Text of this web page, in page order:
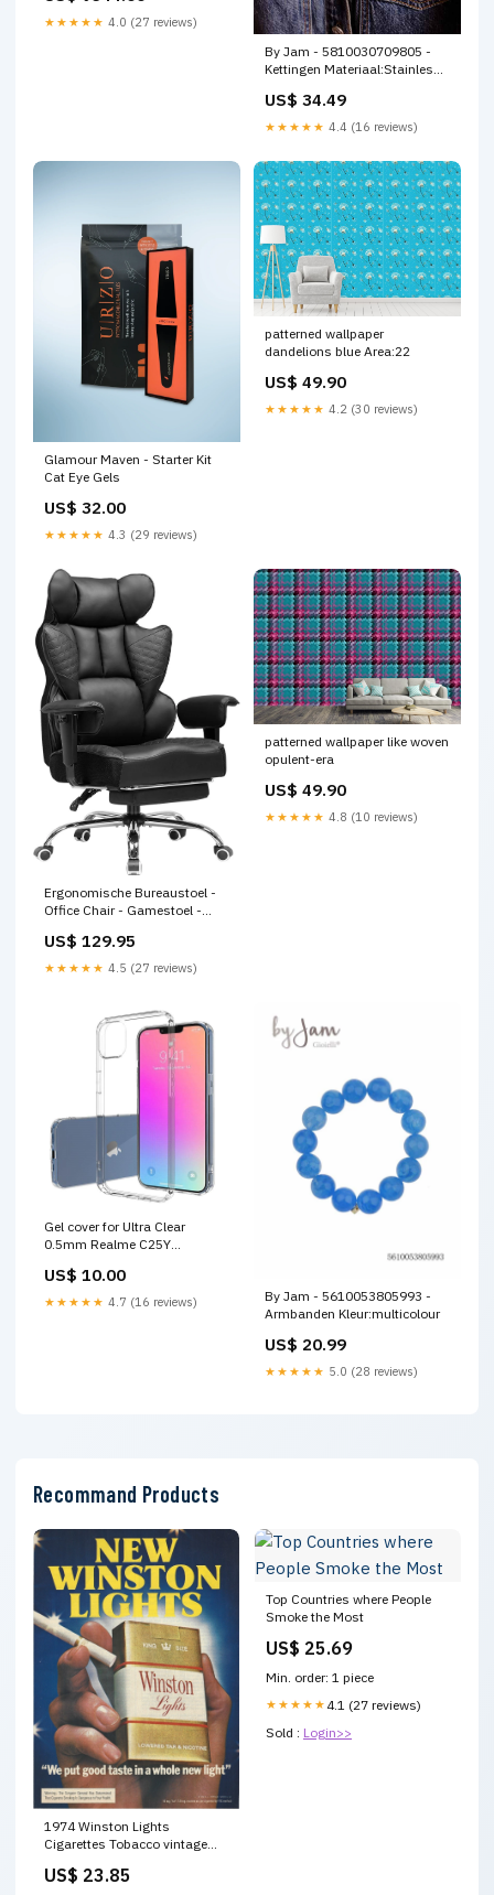
★★★★★ 4.0 (27 reviews)
By Jam - 5810030709805 -
Kettingen Materiaal:Stainless
US$ 34.49
★★★★★ 4.4 (16 reviews)
Glamour Maven - Starter Kit
Cat Eye Gels
US$ 32.00
★★★★★ 4.3 (29 reviews)
patterned wallpaper
dandelions blue Area:22
US$ 49.90
★★★★★ 4.2 (30 reviews)
Ergonomische Bureaustoel -
Office Chair - Gamestoel -
COMHOMA Out of stock
US$ 129.95
★★★★★ 4.5 (27 reviews)
patterned wallpaper like woven
opulent-era
US$ 49.90
★★★★★ 4.8 (10 reviews)
Gel cover for Ultra Clear
0.5mm Realme C25Y
8 / 8 Plus
US$ 10.00
★★★★★ 4.7 (16 reviews)
By Jam - 5610053805993 -
Armbanden Kleur:multicolour
US$ 20.99
★★★★★ 5.0 (28 reviews)
Recommand Products
1974 Winston Lights
Cigarettes Tobacco vintage
US$ 23.85
Top Countries where People
Smoke the Most
US$ 25.69
Min. order: 1 piece
★★★★★ 4.1 (27 reviews)
Sold : Login>>